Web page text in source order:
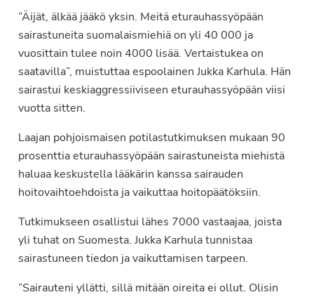
Suomen
Syöpäyhdistyksen
jäsenjärjestö.
”Äijät, älkää jääkö yksin. Meitä eturauhassyöpään
sairastuneita suomalaismiehiä on yli 40 000 ja
vuosittain tulee noin 4000 lisää. Vertaistukea on
saatavilla”, muistuttaa espoolainen Jukka Karhula. Hän
sairastui keskiaggressiiviseen eturauhassyöpään viisi
vuotta sitten.
Laajan pohjoismaisen potilastutkimuksen mukaan 90
prosenttia eturauhassyöpään sairastuneista miehistä
haluaa keskustella lääkärin kanssa sairauden
hoitovaihtoehdoista ja vaikuttaa hoitopäätöksiin.
Tutkimukseen osallistui lähes 7000 vastaajaa, joista
yli tuhat on Suomesta. Jukka Karhula tunnistaa
sairastuneen tiedon ja vaikuttamisen tarpeen.
”Sairauteni yllätti, sillä mitään oireita ei ollut. Olisin